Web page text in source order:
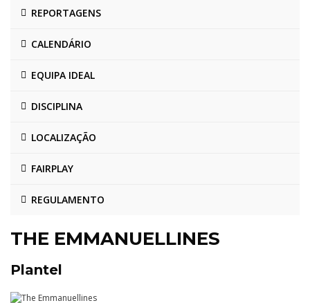
REPORTAGENS
CALENDÁRIO
EQUIPA IDEAL
DISCIPLINA
LOCALIZAÇÃO
FAIRPLAY
REGULAMENTO
THE EMMANUELLINES
Plantel